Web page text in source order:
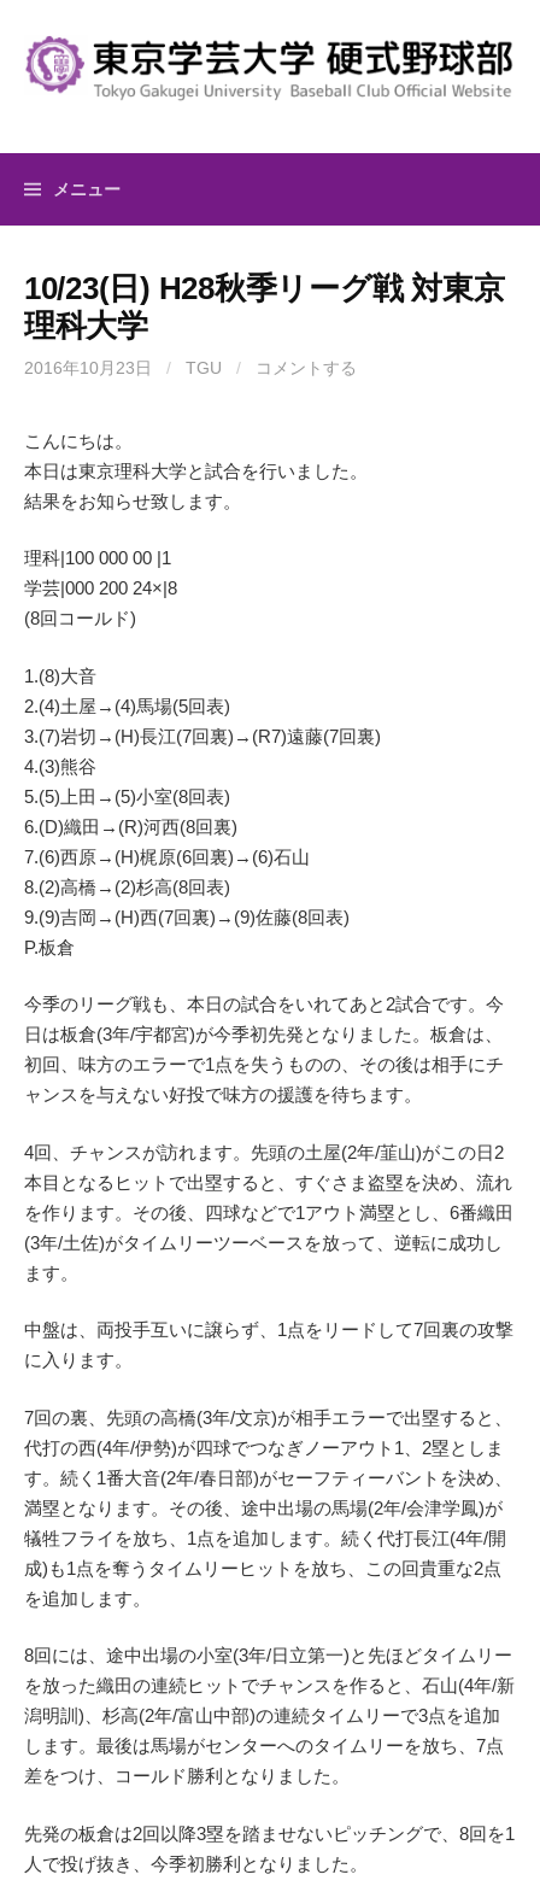
キ
メニュー
10/23(日) H28秋季リーグ戦 対東京
理科大学
2016年10月23日 / TGU / コメントする
こんにちは。
本日は東京理科大学と試合を行いました。
結果をお知らせ致します。
理科|100 000 00 |1
学芸|000 200 24×|8
(8回コールド)
1.(8)大音
2.(4)土屋→(4)馬場(5回表)
3.(7)岩切→(H)長江(7回裏)→(R7)遠藤(7回裏)
4.(3)熊谷
5.(5)上田→(5)小室(8回表)
6.(D)織田→(R)河西(8回裏)
7.(6)西原→(H)梶原(6回裏)→(6)石山
8.(2)高橋→(2)杉高(8回表)
9.(9)吉岡→(H)西(7回裏)→(9)佐藤(8回表)
P.板倉
今季のリーグ戦も、本日の試合をいれてあと2試合です。今
日は板倉(3年/宇都宮)が今季初先発となりました。板倉は、
初回、味方のエラーで1点を失うものの、その後は相手にチ
ャンスを与えない好投で味方の援護を待ちます。
4回、チャンスが訪れます。先頭の土屋(2年/韮山)がこの日2
本目となるヒットで出塁すると、すぐさま盗塁を決め、流れ
を作ります。その後、四球などで1アウト満塁とし、6番織田
(3年/土佐)がタイムリーツーベースを放って、逆転に成功し
ます。
中盤は、両投手互いに譲らず、1点をリードして7回裏の攻撃
に入ります。
7回の裏、先頭の高橋(3年/文京)が相手エラーで出塁すると、
代打の西(4年/伊勢)が四球でつなぎノーアウト1、2塁としま
す。続く1番大音(2年/春日部)がセーフティーバントを決め、
満塁となります。その後、途中出場の馬場(2年/会津学鳳)が
犠牲フライを放ち、1点を追加します。続く代打長江(4年/開
成)も1点を奪うタイムリーヒットを放ち、この回貴重な2点
を追加します。
8回には、途中出場の小室(3年/日立第一)と先ほどタイムリー
を放った織田の連続ヒットでチャンスを作ると、石山(4年/新
潟明訓)、杉高(2年/富山中部)の連続タイムリーで3点を追加
します。最後は馬場がセンターへのタイムリーを放ち、7点
差をつけ、コールド勝利となりました。
先発の板倉は2回以降3塁を踏ませないピッチングで、8回を1
人で投げ抜き、今季初勝利となりました。